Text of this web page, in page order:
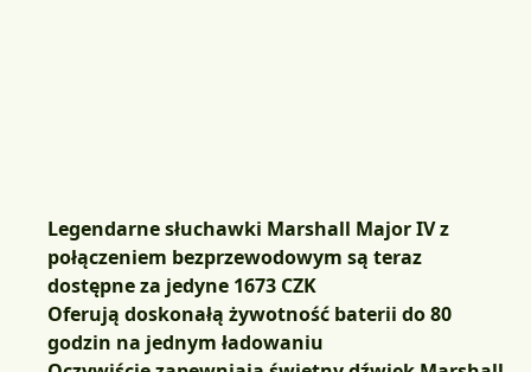
Legendarne słuchawki Marshall Major IV z
połączeniem bezprzewodowym są teraz
dostępne za jedyne 1673 CZK
Oferują doskonałą żywotność baterii do 80
godzin na jednym ładowaniu